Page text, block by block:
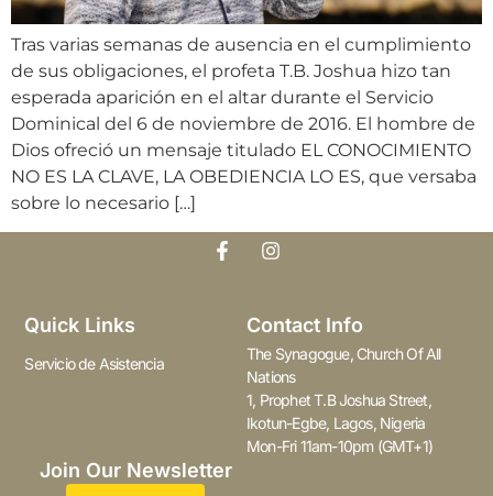
Tras varias semanas de ausencia en el cumplimiento
de sus obligaciones, el profeta T.B. Joshua hizo tan
esperada aparición en el altar durante el Servicio
Dominical del 6 de noviembre de 2016. El hombre de
Dios ofreció un mensaje titulado EL CONOCIMIENTO
NO ES LA CLAVE, LA OBEDIENCIA LO ES, que versaba
sobre lo necesario […]
Quick Links
Servicio de Asistencia
Contact Info
The Synagogue, Church Of All
Nations
1, Prophet T.B Joshua Street,
Ikotun-Egbe, Lagos, Nigeria
Mon-Fri 11am-10pm (GMT+1)
Join Our Newsletter